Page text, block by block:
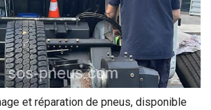
et réparation de pneus, disponible